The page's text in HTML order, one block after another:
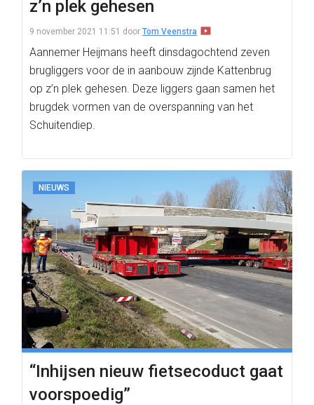
z’n plek gehesen
9 november 2021 11:51 door Tom Veenstra
Aannemer Heijmans heeft dinsdagochtend zeven
brugliggers voor de in aanbouw zijnde Kattenbrug
op z’n plek gehesen. Deze liggers gaan samen het
brugdek vormen van de overspanning van het
Schuitendiep.
NIEUWS
“Inhijsen nieuw fietsecoduct gaat
voorspoedig”